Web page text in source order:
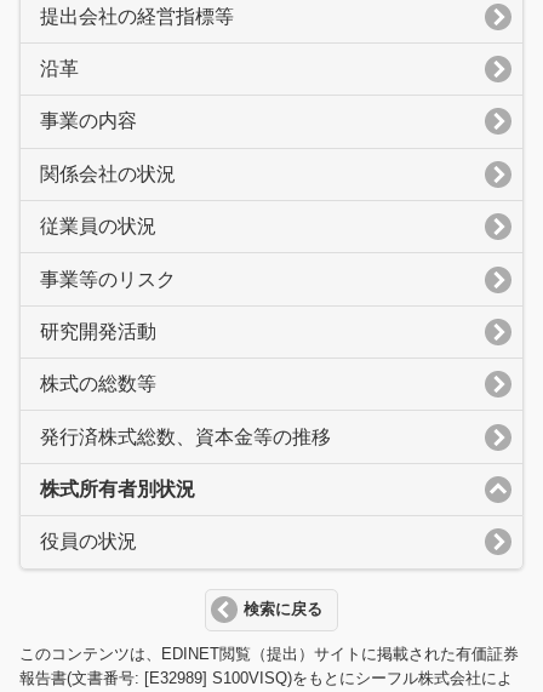
提出会社の経営指標等
沿革
事業の内容
関係会社の状況
従業員の状況
事業等のリスク
研究開発活動
株式の総数等
発行済株式総数、資本金等の推移
株式所有者別状況
役員の状況
検索に戻る
このコンテンツは、EDINET閲覧（提出）サイトに掲載された有価証券
報告書(文書番号: [E32989] S100VISQ)をもとにシーフル株式会社によ